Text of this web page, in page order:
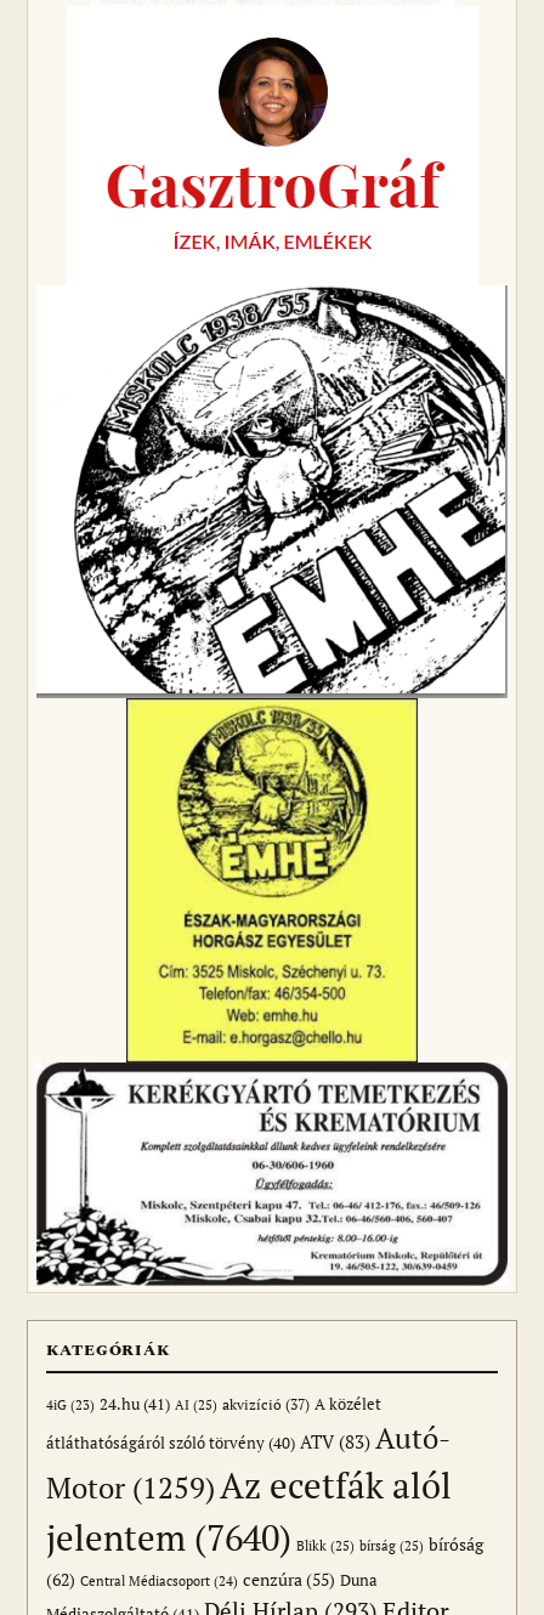
KATEGÓRIÁK
4iG (23) 24.hu(41) AI (25) akvizíció (37) A közélet
átláthatóságáról szóló törvény(40) ATV(83) Autó-
Motor (1259)Az ecetfák alól
jelentem (7640) Blikk (25) bírság (25) bíróság
(62) Central Médiacsoport (24) cenzúra(55) Duna